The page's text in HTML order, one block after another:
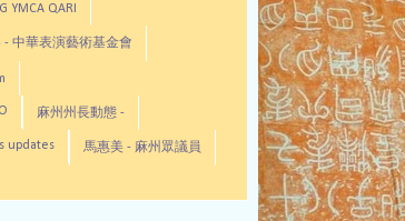
YMCA QARI
- 中華表演藝術基金會
麻州州長動態 -
updates 馬惠美 - 麻州眾議員